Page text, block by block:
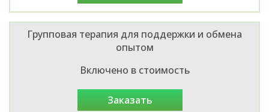
Групповая терапия для поддержки и обмена
опытом
Включено в стоимость
заказать